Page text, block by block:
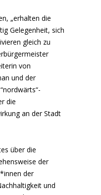
„erhalten die
Gelegenheit, sich
gleich zu
von
und der
die
an der Stadt
über die
der
der
und